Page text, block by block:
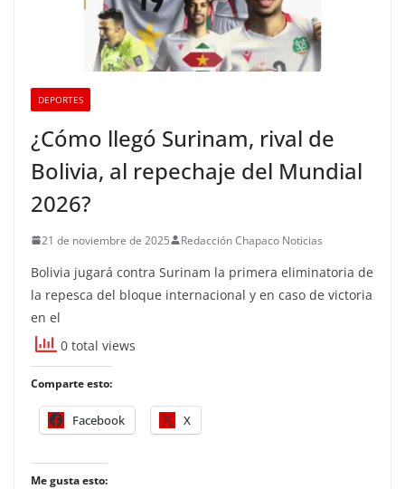
DEPORTES
¿Cómo llegó Surinam, rival de
Bolivia, al repechaje del Mundial
2026?
21 de noviembre de 2025 Redacción Chapaco Noticias
Bolivia jugará contra Surinam la primera eliminatoria de
la repesca del bloque internacional y en caso de victoria
en el
0 total views
Comparte esto:
Facebook X
Me gusta esto: